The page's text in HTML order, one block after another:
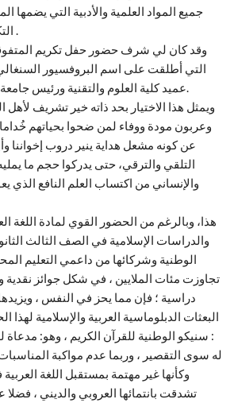
جميع المواد العلمية والأدبية التي يضمها
التكميلية بشعبها المختلفة .
وقد كان لي شرف حضور حفل تكريم
التي أطلقت على اسم البروفسيور
عميد كلية العلوم والتقنية ورئيس جامعة الشيخ أنت جوب سابقا.
وعربون مودة ووفاء لمن ضحوا بحياتهم
عن كونه مشعل هداية ينير دروب إخواننا
التلقي والترقي، حتى يدركوا حجم ما
والإنساني من اكتساب العلم النافع الذي
هذا، وبالرغم من الحضور القوي لمادة اللغة
والدراسات الإسلامية في الصف الثالث
الوطنية وشركائها من داعمي التعليم
تجاوزت مئات الملايين ، في شكل جوائز نقدية
دراسية ؛ فإن مما يحز في النفس ،
البعثات الدبلوماسية العربية والإسلامية لهذا
: سنيكو الوطنية للقرآن الكريم ، وهو: مدعاة
له سوى التقصير ، وربما عدم مواكبة
وكأنها غير مهتمة بمستقبل اللغة
تشدقت بانتمائها العروبي والديني ، فضلا